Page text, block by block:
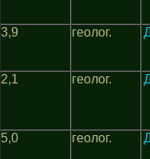
3,9 геолог.
2,1 геолог.
5,0 геолог.